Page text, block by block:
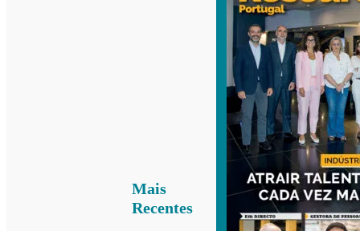
Mais
Recentes